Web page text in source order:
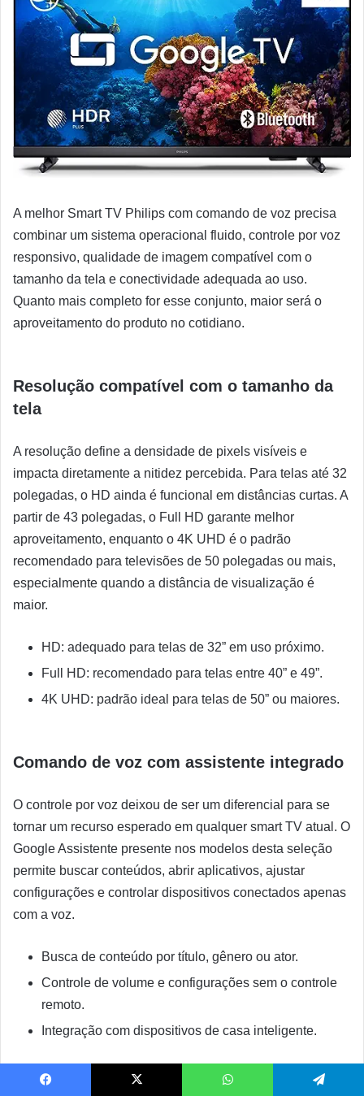
A melhor Smart TV Philips com comando de voz precisa
combinar um sistema operacional fluido, controle por voz
responsivo, qualidade de imagem compatível com o
tamanho da tela e conectividade adequada ao uso.
Quanto mais completo for esse conjunto, maior será o
aproveitamento do produto no cotidiano.
Resolução compatível com o tamanho da
tela
A resolução define a densidade de pixels visíveis e
impacta diretamente a nitidez percebida. Para telas até 32
polegadas, o HD ainda é funcional em distâncias curtas. A
partir de 43 polegadas, o Full HD garante melhor
aproveitamento, enquanto o 4K UHD é o padrão
recomendado para televisões de 50 polegadas ou mais,
especialmente quando a distância de visualização é
maior.
HD: adequado para telas de 32” em uso próximo.
Full HD: recomendado para telas entre 40” e 49”.
4K UHD: padrão ideal para telas de 50” ou maiores.
Comando de voz com assistente integrado
O controle por voz deixou de ser um diferencial para se
tornar um recurso esperado em qualquer smart TV atual. O
Google Assistente presente nos modelos desta seleção
permite buscar conteúdos, abrir aplicativos, ajustar
configurações e controlar dispositivos conectados apenas
com a voz.
Busca de conteúdo por título, gênero ou ator.
Controle de volume e configurações sem o controle
remoto.
Integração com dispositivos de casa inteligente.